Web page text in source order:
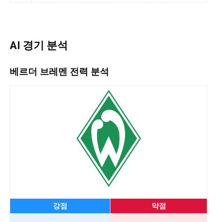
AI 경기 분석
베르더 브레멘 전력 분석
강점 약점